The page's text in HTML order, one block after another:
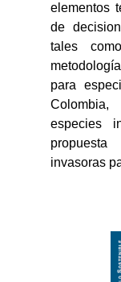
elementos
de
tales
para
especies
invasoras